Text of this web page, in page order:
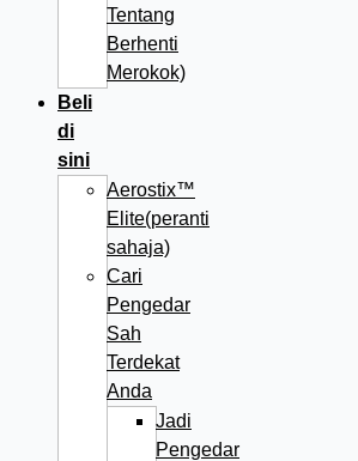
Tentang
Berhenti
Merokok)
Beli
di
sini
Aerostix™
Elite(peranti
sahaja)
Cari
Pengedar
Sah
Terdekat
Anda
Jadi
Pengedar